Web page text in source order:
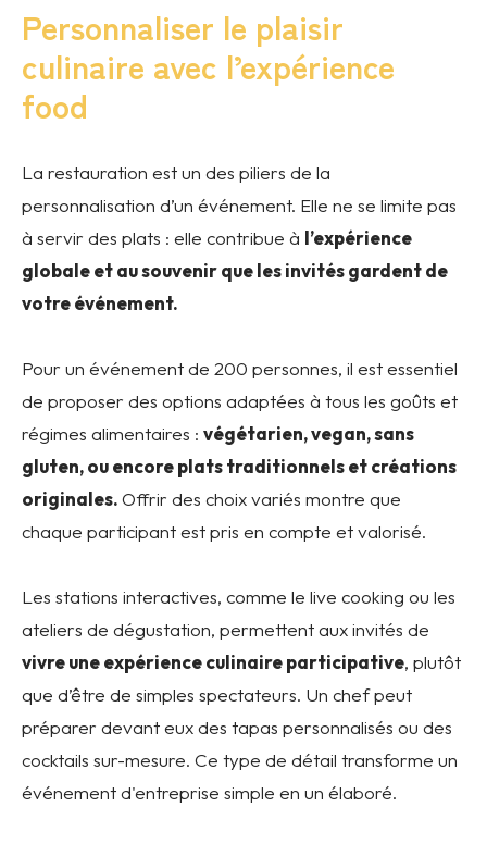
Personnaliser le plaisir
culinaire avec l’expérience
food
La restauration est un des piliers de la
personnalisation d’un événement. Elle ne se limite pas
à servir des plats : elle contribue à l’expérience
globale et au souvenir que les invités gardent de
votre événement.
Pour un événement de 200 personnes, il est essentiel
de proposer des options adaptées à tous les goûts et
régimes alimentaires : végétarien, vegan, sans
gluten, ou encore plats traditionnels et créations
originales.Offrir des choix variés montre que
chaque participant est pris en compte et valorisé.
Les stations interactives, comme le live cooking ou les
ateliers de dégustation, permettent aux invités de
vivre une expérience culinaire participative, plutôt
que d’être de simples spectateurs. Un chef peut
préparer devant eux des tapas personnalisés ou des
cocktails sur-mesure. Ce type de détail transforme un
événement d'entreprise simple en un élaboré.